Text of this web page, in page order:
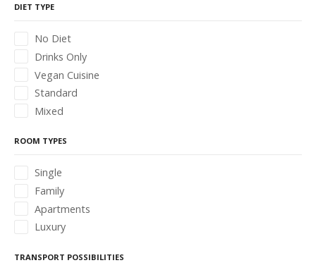
DIET TYPE
No Diet
Drinks Only
Vegan Cuisine
Standard
Mixed
ROOM TYPES
Single
Family
Apartments
Luxury
TRANSPORT POSSIBILITIES